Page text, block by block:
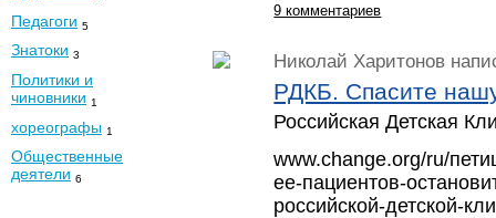
Педагоги 5
Знатоки 3
Политики и
чиновники 1
хореографы 1
Общественные
деятели 6
9 комментариев
Николай Харитонов
РДКБ. Спасите
Российская Детская
www.change.org/ru/
ее-пациентов-
российской-детской-